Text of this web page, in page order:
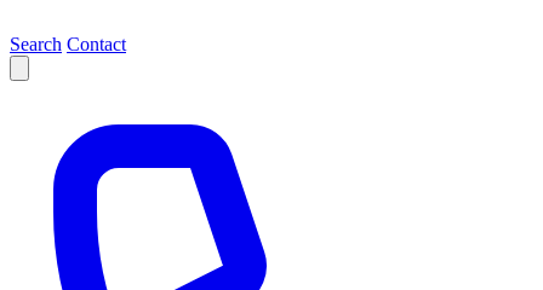
Search Contact